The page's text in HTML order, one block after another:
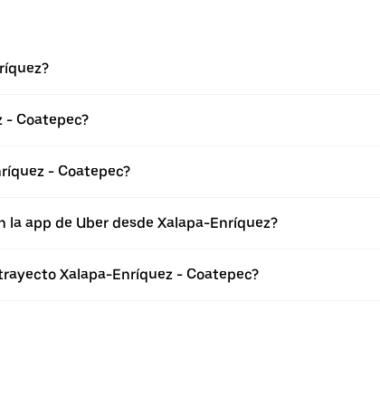
- Coatepec?
- Coatepec?
app de Uber desde Xalapa-Enríquez?
Xalapa-Enríquez - Coatepec?